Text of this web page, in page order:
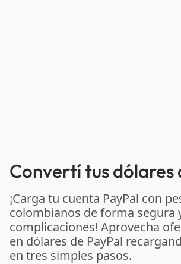
Convertí tus dólares
¡Carga tu cuenta PayPal con
colombianos de forma segura
complicaciones! Aprovecha
en dólares de PayPal
en tres simples pasos.